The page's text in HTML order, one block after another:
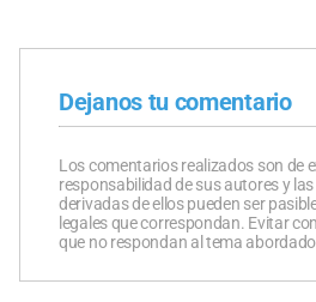
Dejanos tu comentario
Los comentarios realizados son de
responsabilidad de sus autores y
derivadas de ellos pueden ser
legales que correspondan. Evitar
que no respondan al tema